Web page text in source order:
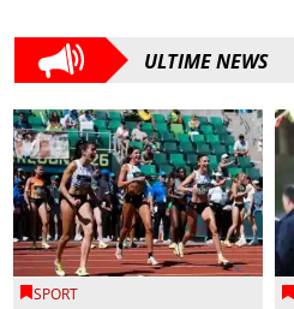
ULTIME NEWS
SPORT